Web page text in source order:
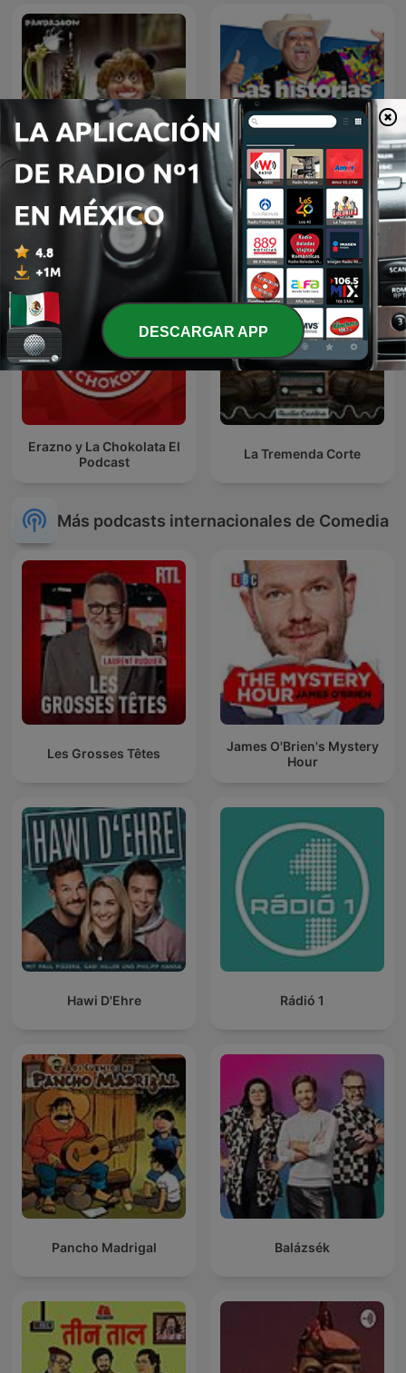
Panda Show (NO OFICIAL)
Las Historias de Don
Cheto
Erazno y La Chokolata El
Podcast
La Tremenda Corte
Más podcasts internacionales de Comedia
Les Grosses Têtes
James O'Brien's Mystery
Hour
Hawi D'Ehre Rádió 1
Pancho Madrigal Balázsék
DESCARGAR APP